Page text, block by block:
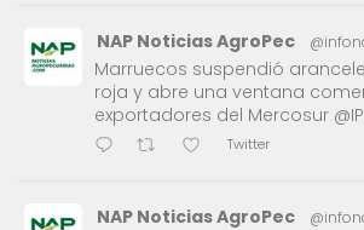
NAP Noticias AgroPec
Marruecos suspendió
roja y abre una ventana
exportadores del Mercosur
Twitter
NAP Noticias AgroPec